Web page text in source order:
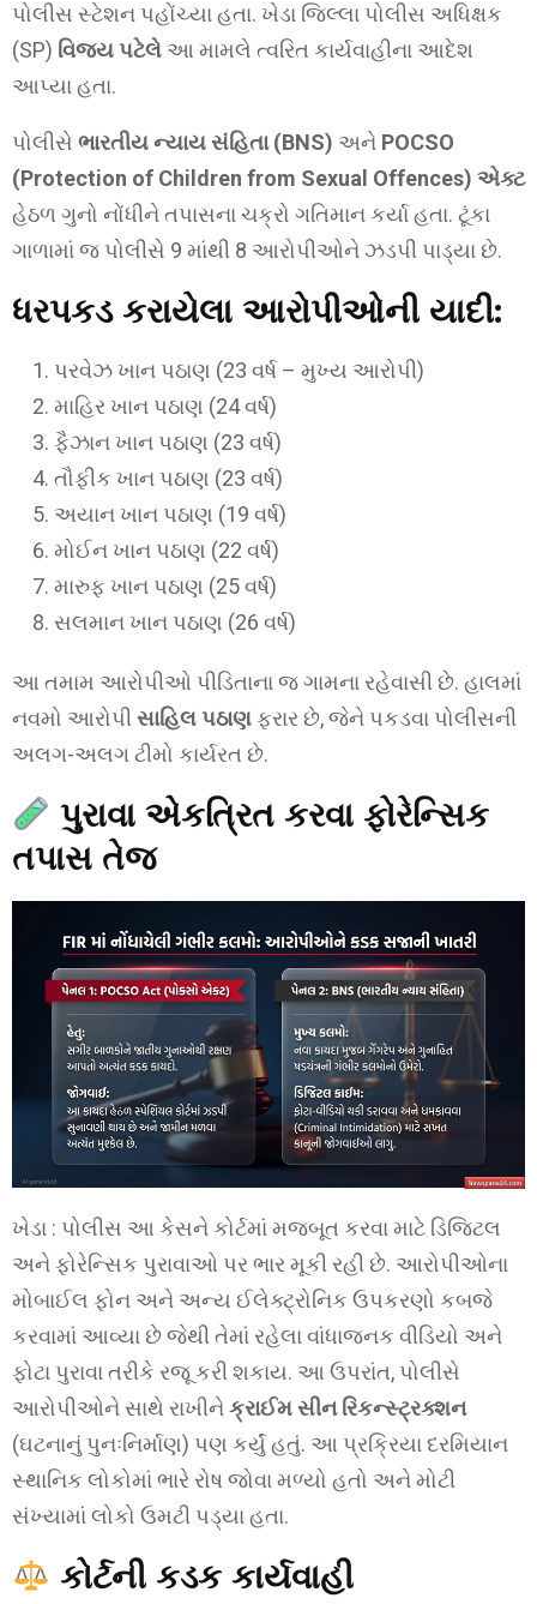
પોલીસ સ્ટેશન પહોંચ્યા હતા. ખેડા જિલ્લા પોલીસ અધિક્ષક
(SP) વિજય પટેલે આ મામલે ત્વરિત કાર્યવાહીના આદેશ
આપ્યા હતા.
પોલીસે ભારતીય ન્યાય સંહિતા (BNS) અને POCSO
(Protection of Children from Sexual Offences) એક્ટ
હેઠળ ગુનો નોંધીને તપાસના ચક્રો ગતિમાન કર્યા હતા. ટૂંકા
ગાળામાં જ પોલીસે 9 માંથી 8 આરોપીઓને ઝડપી પાડ્યા છે.
ધરપકડ કરાયેલા આરોપીઓની યાદી:
પરવેઝ ખાન પઠાણ (23 વર્ષ – મુખ્ય આરોપી)
માહિર ખાન પઠાણ (24 વર્ષ)
ફૈઝાન ખાન પઠાણ (23 વર્ષ)
તૌફીક ખાન પઠાણ (23 વર્ષ)
અયાન ખાન પઠાણ (19 વર્ષ)
મોઈન ખાન પઠાણ (22 વર્ષ)
મારુફ ખાન પઠાણ (25 વર્ષ)
સલમાન ખાન પઠાણ (26 વર્ષ)
આ તમામ આરોપીઓ પીડિતાના જ ગામના રહેવાસી છે. હાલમાં
નવમો આરોપીસાહિલ પઠાણફરાર છે, જેને પકડવા પોલીસની
અલગ-અલગ ટીમો કાર્યરત છે.
પુરાવા એકત્રિત કરવા ફોરેન્સિક
તપાસ તેજ
ખેડા : પોલીસ આ કેસને કોર્ટમાં મજબૂત કરવા માટે ડિજિટલ
અને ફોરેન્સિક પુરાવાઓ પર ભાર મૂકી રહી છે. આરોપીઓના
મોબાઈલ ફોન અને અન્ય ઈલેક્ટ્રોનિક ઉપકરણો કબજે
કરવામાં આવ્યા છે જેથી તેમાં રહેલા વાંધાજનક વીડિયો અને
ફોટા પુરાવા તરીકે રજૂ કરી શકાય. આ ઉપરાંત, પોલીસે
આરોપીઓને સાથે રાખીનેક્રાઈમ સીન રિકન્સ્ટ્રક્શન
(ઘટનાનું પુનઃનિર્માણ) પણ કર્યું હતું. આ પ્રક્રિયા દરમિયાન
સ્થાનિક લોકોમાં ભારે રોષ જોવા મળ્યો હતો અને મોટી
સંખ્યામાં લોકો ઉમટી પડ્યા હતા.
કોર્ટની કડક કાર્યવાહી